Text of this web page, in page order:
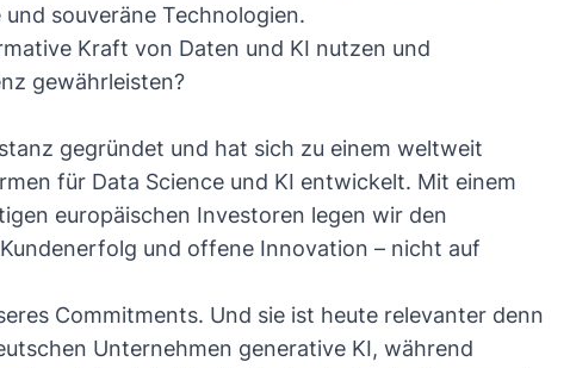
souveräne Technologien.
Kraft von Daten und KI nutzen und
gewährleisten?
gegründet und hat sich zu einem weltweit
für Data Science und KI entwickelt. Mit einem
europäischen Investoren legen wir den
und offene Innovation – nicht auf
Commitments. Und sie ist heute relevanter denn
Unternehmen generative KI, während